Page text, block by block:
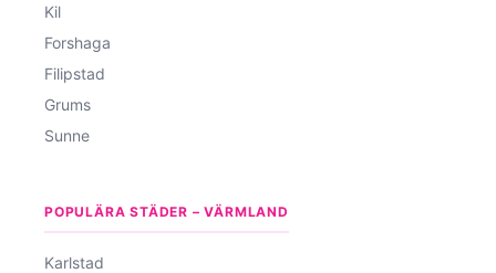
Kil
Forshaga
Filipstad
Grums
Sunne
POPULÄRA STÄDER – VÄRMLAND
Karlstad